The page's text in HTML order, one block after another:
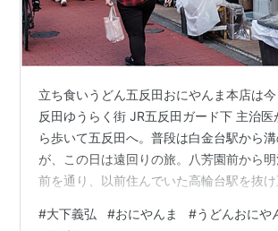
立ち食いうどん五反田おにやんま本店は
反田ゆうらく街 JR五反田ガード下 主治
ら歩いて五反田へ。普段は白金台駅から
が、この日は遠回りの旅。八芳園前から
前を通り、以前住んでいた高輪台駅を抜け
いうどんの「おにやんま」だ。 この店を
#大下義弘 #おにやんま #うどんおにや